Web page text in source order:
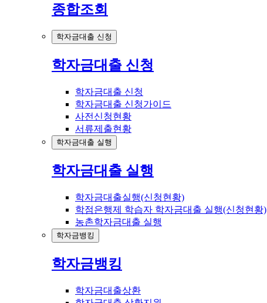
종합조회
학자금대출 신청
학자금대출 신청
학자금대출 신청
학자금대출 신청가이드
사전신청현황
서류제출현황
학자금대출 실행
학자금대출 실행
학자금대출실행(신청현황)
학점은행제 학습자 학자금대출 실행(신청현황)
농촌학자금대출 실행
학자금뱅킹
학자금뱅킹
학자금대출상환